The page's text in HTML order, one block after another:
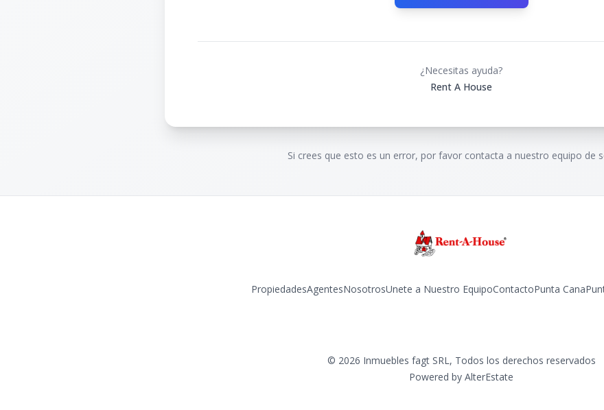
¿Necesitas ayuda?
Rent A House
Si crees que esto es un error, por favor contacta a nuestro equipo de
PropiedadesAgentesNosotrosUnete a Nuestro EquipoContactoPunta Cana
© 2026 Inmuebles fagt SRL, Todos los derechos reservados
Powered by AlterEstate